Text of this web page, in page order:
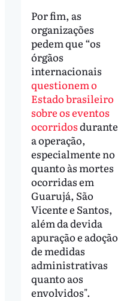
Por fim, as
organizações
pedem que “os
órgãos
internacionais
questionem o
Estado brasileiro
sobre os eventos
ocorridosdurante
a operação,
especialmente no
quanto às mortes
ocorridas em
Guarujá, São
Vicente e Santos,
além da devida
apuração e adoção
de medidas
administrativas
quanto aos
envolvidos".